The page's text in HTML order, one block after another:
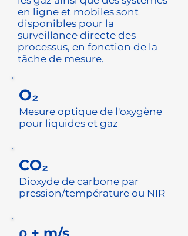
en ligne et mobiles sont
disponibles pour la
surveillance directe des
processus, en fonction de la
tâche de mesure.
O₂
Mesure optique de l'oxygène
pour liquides et gaz
CO₂
Dioxyde de carbone par
pression/température ou NIR